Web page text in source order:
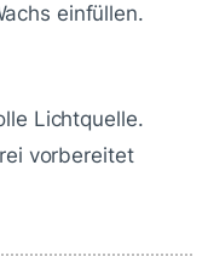
einfüllen.
Lichtquelle.
vorbereitet